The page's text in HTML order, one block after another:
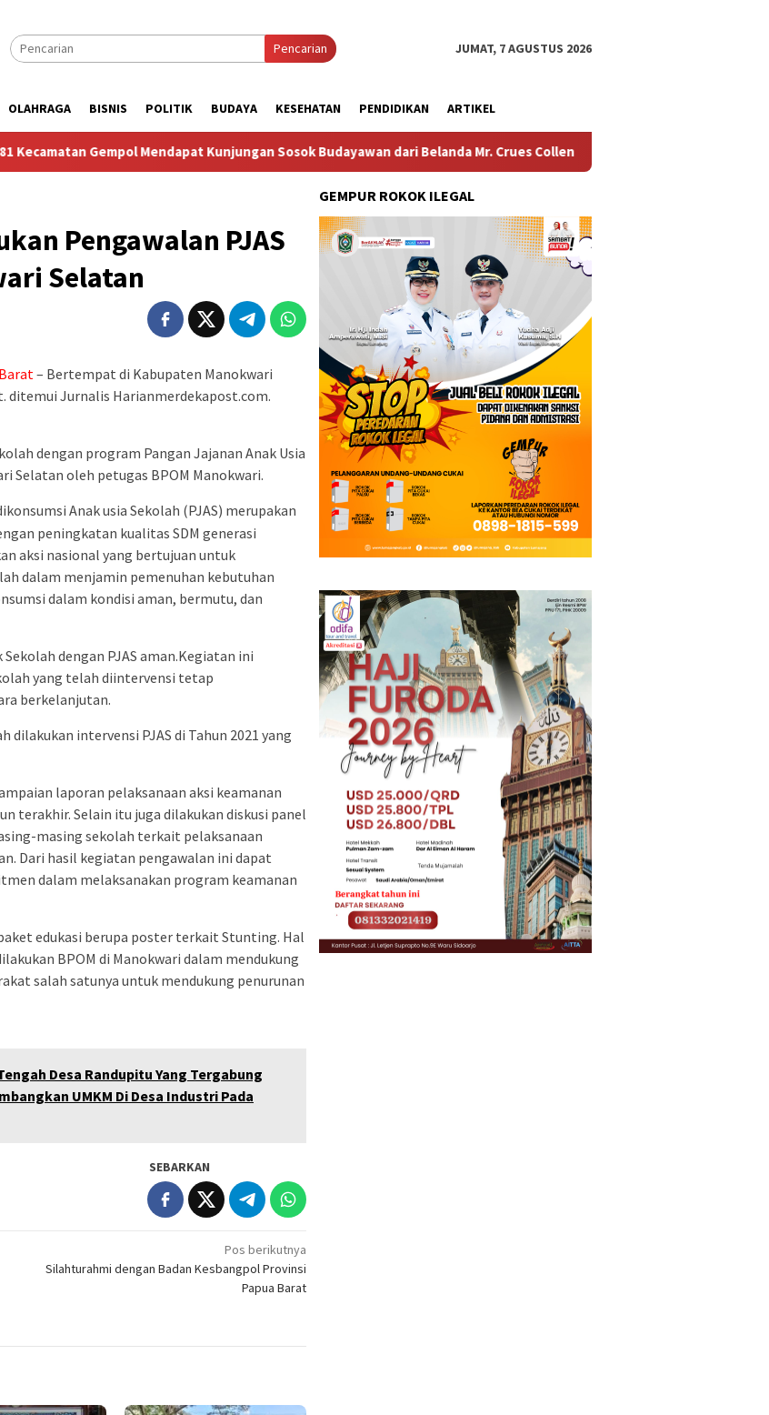
Pencarian JUMAT, 7 AGUSTUS 2026
OLAHRAGA BISNIS POLITIK BUDAYA KESEHATAN PENDIDIKAN ARTIKEL
Mendapat Kunjungan Sosok Budayawan dari Belanda Mr. Crues Collen Komitmen Pembangunan Keluarga,
Pengawalan PJAS
Selatan
– Bertempat di Kabupaten Manokwari
ditemui Jurnalis Harianmerdekapost.com.
dengan program Pangan Jajanan Anak Usia
Selatan oleh petugas BPOM Manokwari.
Anak usia Sekolah (PJAS) merupakan
peningkatan kualitas SDM generasi
aksi nasional yang bertujuan untuk
dalam menjamin pemenuhan kebutuhan
dalam kondisi aman, bermutu, dan
dengan PJAS aman.Kegiatan ini
yang telah diintervensi tetap
berkelanjutan.
intervensi PJAS di Tahun 2021 yang
laporan pelaksanaan aksi keamanan
terakhir. Selain itu juga dilakukan diskusi panel
masing sekolah terkait pelaksanaan
Dari hasil kegiatan pengawalan ini dapat
dalam melaksanakan program keamanan
edukasi berupa poster terkait Stunting. Hal
BPOM di Manokwari dalam mendukung
salah satunya untuk mendukung penurunan
Desa Randupitu Yang Tergabung
UMKM Di Desa Industri Pada
SEBARKAN
Pos berikutnya
Silahturahmi dengan Badan Kesbangpol Provinsi
Papua Barat
GEMPUR ROKOK ILEGAL